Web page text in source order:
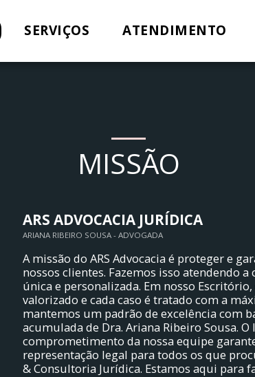
SERVIÇOS ATENDIMENTO
MISSÃO
ARS ADVOCACIA JURÍDICA
ARIANA RIBEIRO SOUSA - ADVOGADA
A missão do ARS Advocacia é proteger e
nossos clientes. Fazemos isso atendendo a
única e personalizada. Em nosso
valorizado e cada caso é tratado com a
mantemos um padrão de excelência com
acumulada de Dra. Ariana Ribeiro Sousa. O
comprometimento da nossa equipe
representação legal para todos os que
& Consultoria Jurídica. Estamos aqui para